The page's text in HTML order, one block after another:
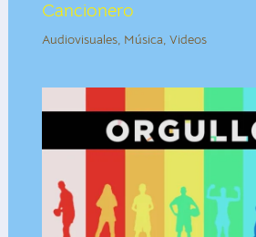
Cancionero
Audiovisuales, Música, Videos